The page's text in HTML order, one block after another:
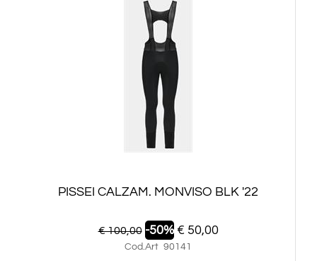
PISSEI CALZAM. MONVISO BLK '22
€ 100,00 -50% € 50,00
Cod.Art 90141